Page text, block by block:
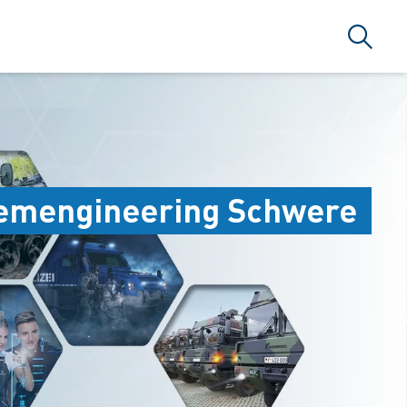
Search
Schwere